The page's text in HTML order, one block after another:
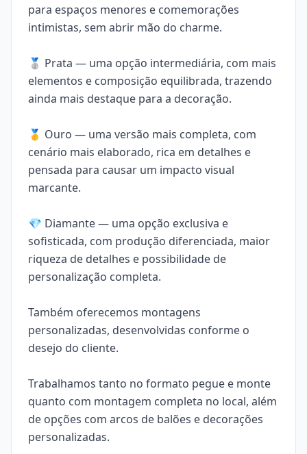
para espaços menores e comemorações
intimistas, sem abrir mão do charme.
🥈 Prata — uma opção intermediária, com mais
elementos e composição equilibrada, trazendo
ainda mais destaque para a decoração.
🥇 Ouro — uma versão mais completa, com
cenário mais elaborado, rica em detalhes e
pensada para causar um impacto visual
marcante.
💎 Diamante — uma opção exclusiva e
sofisticada, com produção diferenciada, maior
riqueza de detalhes e possibilidade de
personalização completa.
Também oferecemos montagens
personalizadas, desenvolvidas conforme o
desejo do cliente.
Trabalhamos tanto no formato pegue e monte
quanto com montagem completa no local, além
de opções com arcos de balões e decorações
personalizadas.